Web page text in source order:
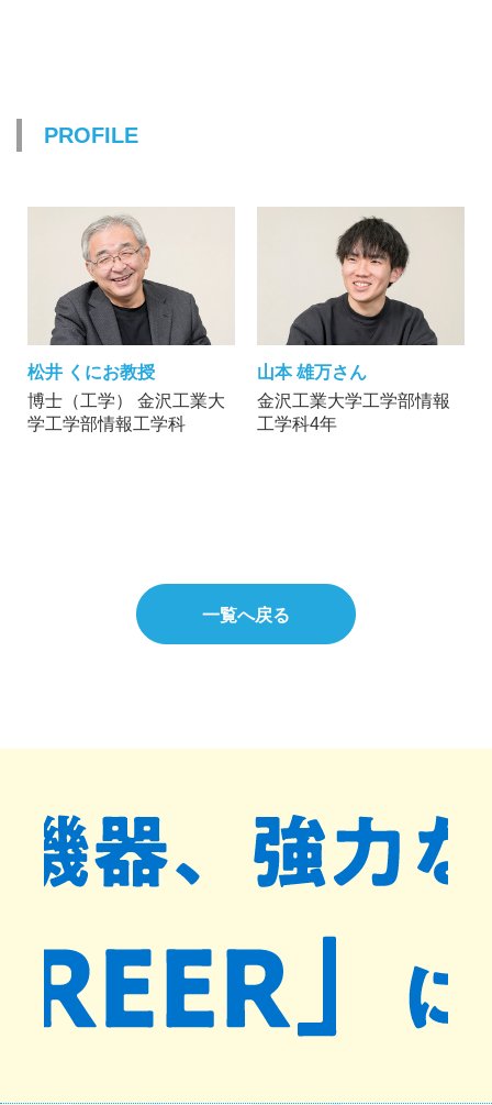
PROFILE
松井 くにお教授
博士（工学） 金沢工業大
学工学部情報工学科
山本 雄万さん
金沢工業大学工学部情報
工学科4年
一覧へ戻る